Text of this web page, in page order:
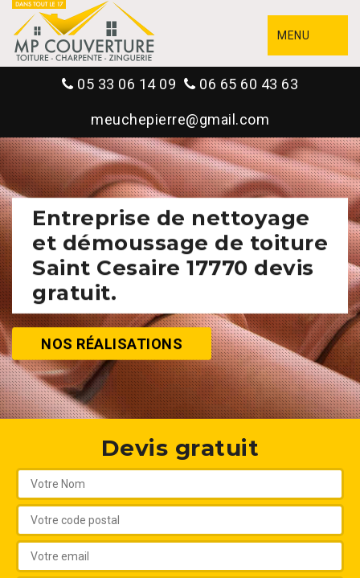
MENU
05 33 06 14 09 06 65 60 43 63
meuchepierre@gmail.com
Entreprise de nettoyage
et démoussage de toiture
Saint Cesaire 17770 devis
gratuit.
NOS RÉALISATIONS
Devis gratuit